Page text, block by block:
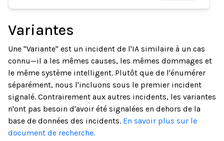
Variantes
Une "Variante" est un incident de l'IA similaire à un cas
connu—il a les mêmes causes, les mêmes dommages et
le même système intelligent. Plutôt que de l'énumérer
séparément, nous l'incluons sous le premier incident
signalé. Contrairement aux autres incidents, les variantes
n'ont pas besoin d'avoir été signalées en dehors de la
base de données des incidents. En savoir plus sur le
document de recherche.